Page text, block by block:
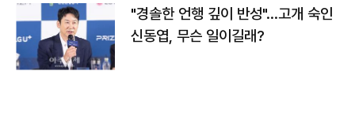
"경솔한 언행 깊이 반성"…고개 숙인
신동엽, 무슨 일이길래?